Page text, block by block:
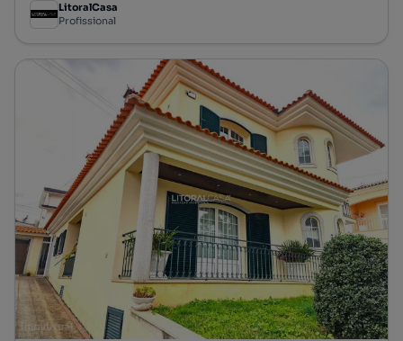
LitoralCasa
Profissional